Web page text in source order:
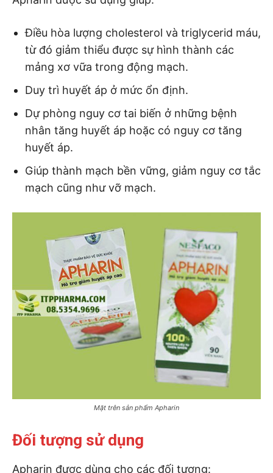
Điều hòa lượng cholesterol và triglycerid máu,
từ đó giảm thiểu được sự hình thành các
mảng xơ vữa trong động mạch.
Duy trì huyết áp ở mức ổn định.
Dự phòng nguy cơ tai biến ở những bệnh
nhân tăng huyết áp hoặc có nguy cơ tăng
huyết áp.
Giúp thành mạch bền vững, giảm nguy cơ tắc
mạch cũng như vỡ mạch.
Mặt trên sản phẩm Apharin
Đối tượng sử dụng
Apharin được dùng cho các đối tượng: